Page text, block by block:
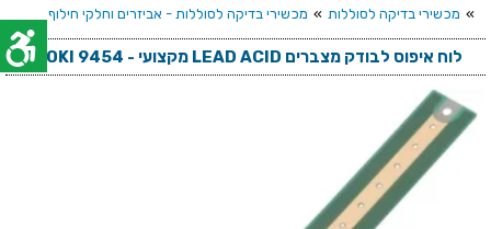
» מכשירי בדיקה לסוללות » מכשירי בדיקה לסוללות - אביזרים וחלקי חילוף
לוח איפוס לבודק מצברים LEAD ACID מקצועי - HIOKI 9454